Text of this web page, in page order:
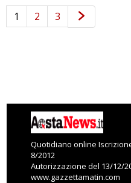
1 2 3
Quotidiano online
8/2012
Autorizzazione del 13/12/
www.gazzettamatin.com